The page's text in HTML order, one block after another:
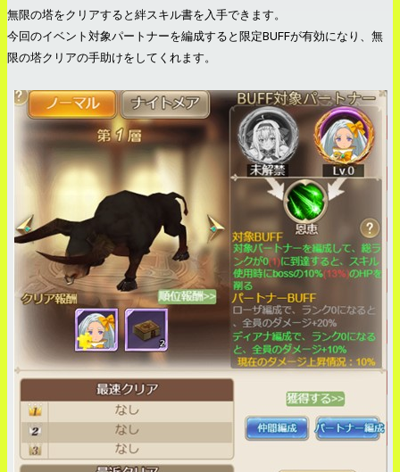
無限の塔をクリアすると絆スキル書を入手できます。
今回のイベント対象パートナーを編成すると限定BUFFが有効になり、無
限の塔クリアの手助けをしてくれます。